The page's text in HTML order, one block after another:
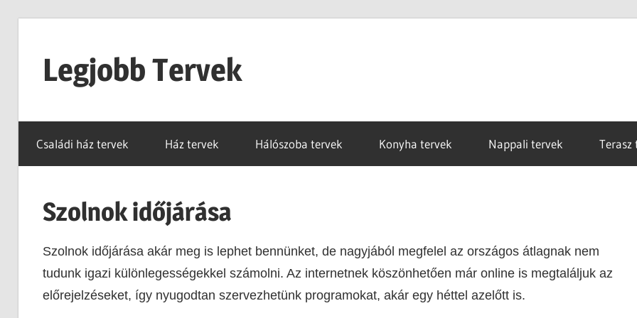
Legjobb Tervek
mindig
van
egy
tervünk…!
Családi ház tervek Ház tervek Hálószoba tervek Konyha tervek Nappali tervek Terasz
Szolnok időjárása
Szolnok időjárása akár meg is lephet bennünket, de nagyjából megfelel az országos átlagnak nem
tudunk igazi különlegességekkel számolni. Az internetnek köszönhetően már online is megtaláljuk az
előrejelzéseket, így nyugodtan szervezhetünk programokat, akár egy héttel azelőtt is.